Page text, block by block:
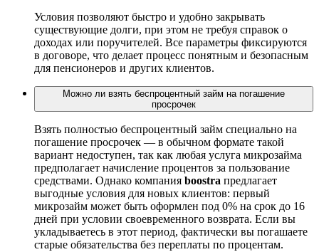
Условия позволяют быстро и удобно закрывать
существующие долги, при этом не требуя справок о
доходах или поручителей. Все параметры фиксируются
в договоре, что делает процесс понятным и безопасным
для пенсионеров и других клиентов.
Можно ли взять беспроцентный займ на погашение
просрочек
Взять полностью беспроцентный займ специально на
погашение просрочек — в обычном формате такой
вариант недоступен, так как любая услуга микрозайма
предполагает начисление процентов за пользование
средствами. Однако компания boostra предлагает
выгодные условия для новых клиентов: первый
микрозайм может быть оформлен под 0% на срок до 16
дней при условии своевременного возврата. Если вы
укладываетесь в этот период, фактически вы погашаете
старые обязательства без переплаты по процентам.